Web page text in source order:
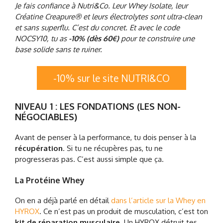
Je fais confiance à Nutri&Co. Leur Whey Isolate, leur
Créatine Creapure® et leurs électrolytes sont ultra-clean
et sans superflu. C’est du concret. Et avec le code
NOCSY10, tu as -10% (dès 60€)pour te construire une
base solide sans te ruiner.
-10% sur le site NUTRI&CO
NIVEAU 1 : LES FONDATIONS (LES NON-
NÉGOCIABLES)
Avant de penser à la performance, tu dois penser à la
récupération. Si tu ne récupères pas, tu ne
progresseras pas. C’est aussi simple que ça.
La Protéine Whey
On en a déjà parlé en détaildans l’article sur la Whey en
HYROX. Ce n’est pas un produit de musculation, c’est ton